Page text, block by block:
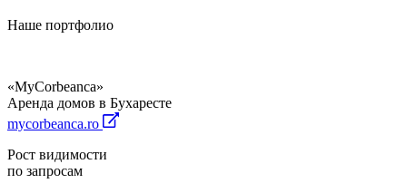
Наше портфолио
«MyCorbeanca»
Аренда домов в Бухаресте
mycorbeanca.ro
Рост видимости
по запросам